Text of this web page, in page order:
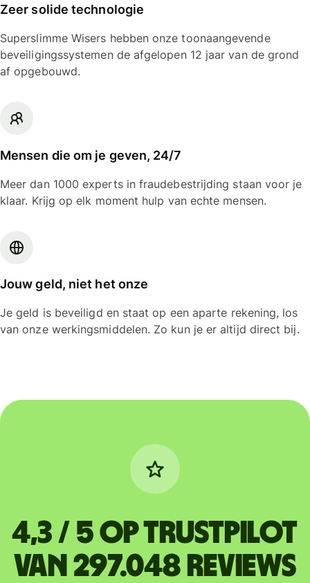
Zeer solide technologie
Superslimme Wisers hebben onze toonaangevende
beveiligingssystemen de afgelopen 12 jaar van de grond
af opgebouwd.
Mensen die om je geven, 24/7
Meer dan 1000 experts in fraudebestrijding staan voor je
klaar. Krijg op elk moment hulp van echte mensen.
Jouw geld, niet het onze
Je geld is beveiligd en staat op een aparte rekening, los
van onze werkingsmiddelen. Zo kun je er altijd direct bij.
4,3 / 5 op Trustpilot
van 297.048 reviews